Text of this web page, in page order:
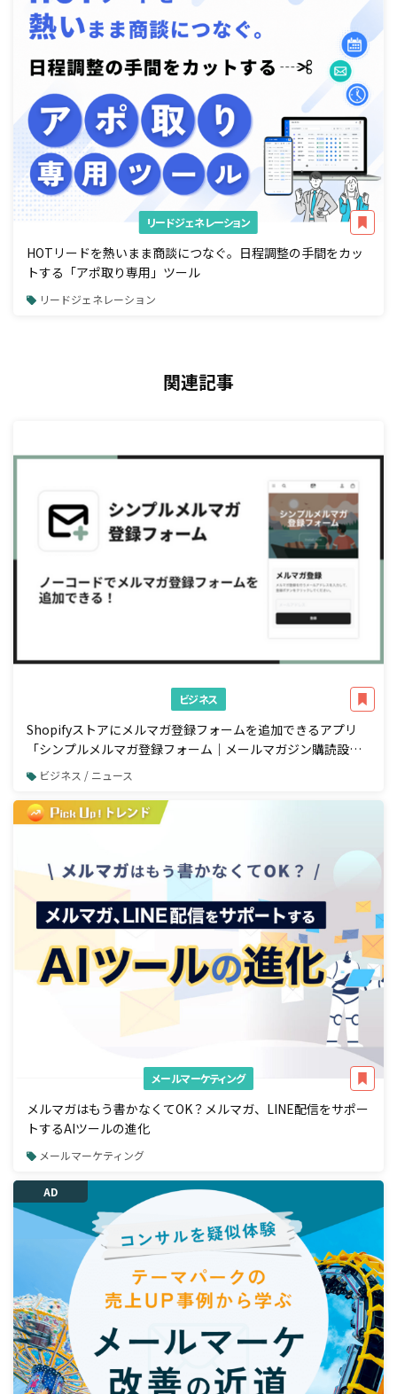
リードジェネレーション
HOTリードを熱いまま商談につなぐ。日程調整の手間をカッ
トする「アポ取り専用」ツール
リードジェネレーション
関連記事
ビジネス
Shopifyストアにメルマガ登録フォームを追加できるアプリ
「シンプルメルマガ登録フォーム｜メールマガジン購読設
定」をリリース
ビジネス / ニュース
メールマーケティング
メルマガはもう書かなくてOK？メルマガ、LINE配信をサポー
トするAIツールの進化
メールマーケティング
AD